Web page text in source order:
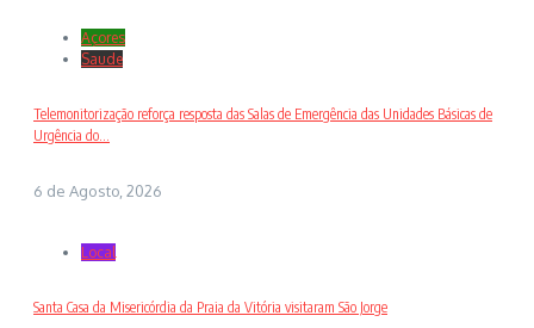
Açores
Saude
Telemonitorização reforça resposta das Salas de Emergência das Unidades Básicas de
Urgência do...
6 de Agosto, 2026
Local
Santa Casa da Misericórdia da Praia da Vitória visitaram São Jorge